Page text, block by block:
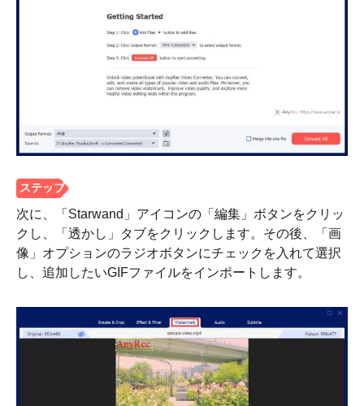
ステップ
1。
次に、「Starwand」アイコンの「編集」ボタンをクリッ
クし、「透かし」タブをクリックします。その後、「画
像」オプションのラジオボタンにチェックを入れて選択
し、追加したいGIFファイルをインポートします。